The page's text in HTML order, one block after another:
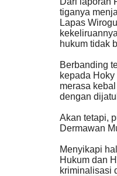
tiganya
Lapas
hukum tidak
Berbanding
kepada
merasa
dengan
Akan tetapi,
Dermawan
Menyikapi
Hukum dan
kriminalisasi